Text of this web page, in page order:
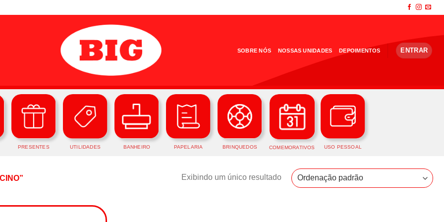
SOBRE NÓS NOSSAS UNIDADES DEPOIMENTOS ENTRAR
PRESENTES UTILIDADES BANHEIRO PAPELARIA BRINQUEDOS COMEMORATIVOS USO PESSOAL
Exibindo um único resultado